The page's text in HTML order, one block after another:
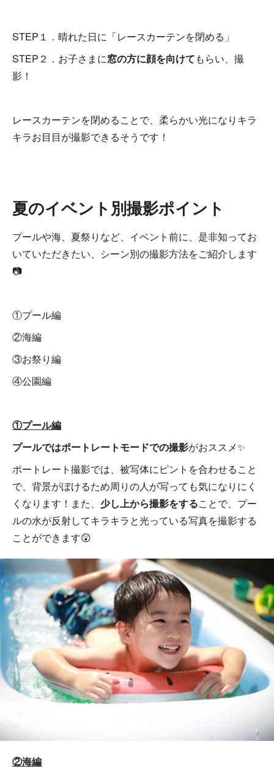
STEP１．晴れた日に「レースカーテンを閉める」
STEP２．お子さまに窓の方に顔を向けてもらい、撮
影！
レースカーテンを閉めることで、柔らかい光になりキラ
キラお目目が撮影できるそうです！
夏のイベント別撮影ポイント
プールや海、夏祭りなど、イベント前に、是非知ってお
いていただきたい、シーン別の撮影方法をご紹介します
📷
①プール編
②海編
③お祭り編
④公園編
①プール編
プールではポートレートモードでの撮影がおススメ✨
ポートレート撮影では、被写体にピントを合わせること
で、背景がぼけるため周りの人が写っても気になりにく
くなります！また、 少し上から撮影をすることで、プー
ルの水が反射してキラキラと光っている写真を撮影する
ことができます😲
②海編